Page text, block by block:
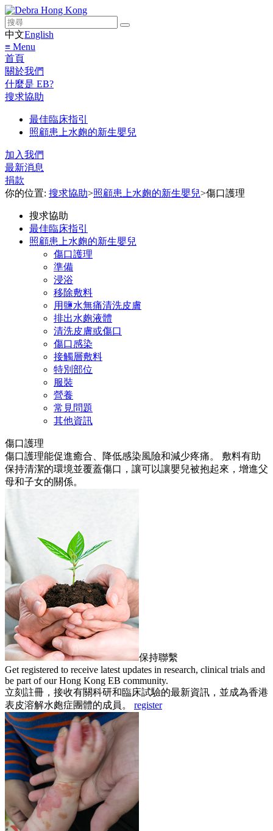
中文English
≡ Menu
首頁
關於我們
什麼是 EB?
搜求協助
最佳臨床指引
照顧患上水皰的新生嬰兒
加入我們
最新消息
捐款
你的位置: 搜求協助>照顧患上水皰的新生嬰兒>傷口護理
搜求協助
最佳臨床指引
照顧患上水皰的新生嬰兒
傷口護理
準備
浸浴
移除敷料
用鹽水無痛清洗皮膚
排出水皰液體
清洗皮膚或傷口
傷口感染
接觸層敷料
特別部位
服裝
營養
常見問題
其他資訊
傷口護理
傷口護理能促進癒合、降低感染風險和減少疼痛。 敷料有助
保持清潔的環境並覆蓋傷口，讓可以讓嬰兒被抱起來，增進父
母和子女的關係。
保持聯繫
Get registered to receive latest updates in research, clinical trials and
be part of our Hong Kong EB community.
立刻註冊，接收有關科研和臨床試驗的最新資訊，並成為香港
表皮溶解水皰症團體的成員。
register